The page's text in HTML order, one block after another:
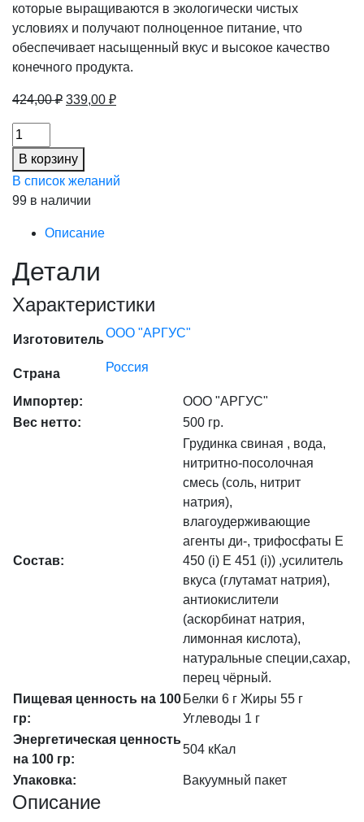
которые выращиваются в экологически чистых
условиях и получают полноценное питание, что
обеспечивает насыщенный вкус и высокое качество
конечного продукта.
424,00₽ Первоначальная
424,00 ₽.
339,00 ₽Текущая
Бекон
в/
к
в/
у
(МясоРезка/
МП)
0,5
кг
шт
количество
В корзину
В список желаний
99 в наличии
Описание
Детали
Характеристики
ИзготовительООО "АРГУС"
Страна Россия
Импортер:
ООО "АРГУС"
Вес нетто:
500 гр.
Состав:
Грудинка свиная , вода,
нитритно-посолочная
смесь (соль, нитрит
натрия),
влагоудерживающие
агенты ди-, трифосфаты Е
450 (i) Е 451 (i)) ,усилитель
вкуса (глутамат натрия),
антиокислители
(аскорбинат натрия,
лимонная кислота),
натуральные специи,сахар,
перец чёрный.
Пищевая ценность на 100
гр:
Белки 6 г Жиры 55 г
Углеводы 1 г
Энергетическая ценность
на 100 гр:
504 кКал
Упаковка: Вакуумный пакет
Описание